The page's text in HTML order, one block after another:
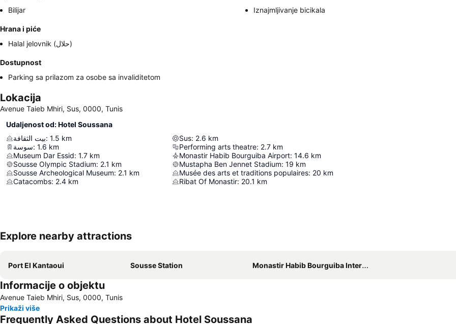
Bilijar
Iznajmljivanje bicikala
Hrana i piće
Halal jelovnik (حلال)
Dostupnost
Parking sa prilazom za osobe sa invaliditetom
Lokacija
Avenue Taieb Mhiri, Sus, 0000, Tunis
Udaljenost od: Hotel Soussana
بيت الثقافة: 1.5 km
سوسة: 1.6 km
Museum Dar Essid: 1.7 km
Sousse Olympic Stadium: 2.1 km
Sousse Archeological Museum: 2.1 km
Catacombs: 2.4 km
Sus: 2.6 km
Performing arts theatre: 2.7 km
Monastir Habib Bourguiba Airport: 14.6 km
Mustapha Ben Jennet Stadium: 19 km
Musée des arts et traditions populaires: 20 km
Ribat Of Monastir: 20.1 km
Explore nearby attractions
Port El Kantaoui Sousse Station Monastir Habib Bourguiba International Airport
Informacije o objektu
Avenue Taieb Mhiri, Sus, 0000, Tunis
Prikaži više
Frequently Asked Questions about Hotel Soussana